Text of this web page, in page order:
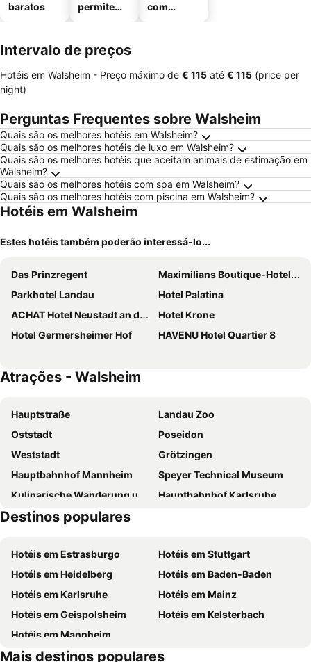
baratos
permitem
com
Intervalo de preços
Hotéis em Walsheim - Preço máximo de ‎€ 115 até ‎€ 115 (price per
night)
Perguntas Frequentes sobre Walsheim
Quais são os melhores hotéis em Walsheim?
Quais são os melhores hotéis de luxo em Walsheim?
Quais são os melhores hotéis que aceitam animais de estimação em
Walsheim?
Quais são os melhores hotéis com spa em Walsheim?
Quais são os melhores hotéis com piscina em Walsheim?
Hotéis em Walsheim
Estes hotéis também poderão interessá-lo...
Das Prinzregent
Maximilians Boutique-Hotel Landau
Parkhotel Landau
Hotel Palatina
ACHAT Hotel Neustadt an der Weinstraße
Hotel Krone
Hotel Germersheimer Hof
HAVENU Hotel Quartier 8
Atrações - Walsheim
Hauptstraße
Landau Zoo
Oststadt
Poseidon
Weststadt
Grötzingen
Hauptbahnhof Mannheim
Speyer Technical Museum
Kulinarische Wanderung um Obst Spargel und Wein
Hauptbahnhof Karlsruhe
Akropolis
Schloß Edesheim
Wein-Castell
Goldener Engel
Burrweiler Mühle
La Ola
Rathausplatz Landau
Pfälzer Hof
Schloss Villa Ludwigshöhe
Burg Berwartstein
Innenstadt Ost
Porta da Ponte Velha
Destinos populares
Hotéis em Estrasburgo
Hotéis em Stuttgart
Hotéis em Heidelberg
Hotéis em Baden-Baden
Hotéis em Karlsruhe
Hotéis em Mainz
Hotéis em Geispolsheim
Hotéis em Kelsterbach
Hotéis em Mannheim
Mais destinos populares